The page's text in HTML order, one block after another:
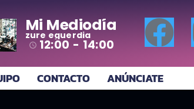
Mi Mediodía
zure eguerdia
access_time 12:00 - 14:00
CONTACTO ANÚNCIATE